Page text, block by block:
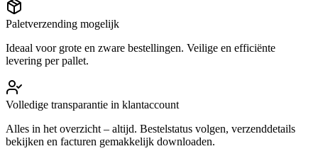
Paletverzending mogelijk
Ideaal voor grote en zware bestellingen. Veilige en efficiënte
levering per pallet.
Volledige transparantie in klantaccount
Alles in het overzicht – altijd. Bestelstatus volgen, verzenddetails
bekijken en facturen gemakkelijk downloaden.